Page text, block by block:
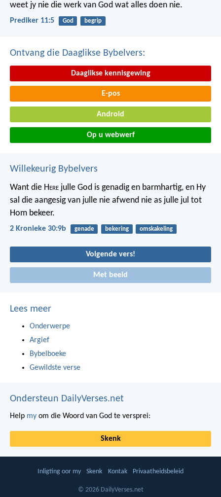
weet jy nie die werk van God wat alles doen nie.
Prediker 11:5 God begrip
Ontvang die Daaglikse Bybelvers:
Daaglikse kennisgewing
E-pos
Android
Op u webwerf
Willekeurig Bybelvers
Want die Here julle God is genadig en barmhartig, en Hy
sal die aangesig van julle nie afwend nie as julle jul tot
Hom bekeer.
2 Kronieke 30:9b genade bekering omskakeling
Volgende vers!
Met beeld
Lees meer
Onderwerpe
Argief
Bybelboeke
Gewildste verse
Ondersteun DailyVerses.net
Help my om die Woord van God te versprei:
Skenk
Inligting oor my Skenk Kontak Privaatheidsbeleid
© 2026 DailyVerses.net